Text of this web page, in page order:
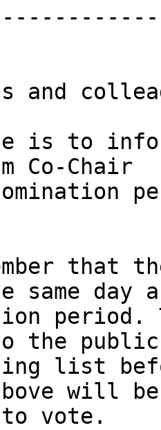
and
is to
Co-Chair
same day
period.
the
list
will
vote.